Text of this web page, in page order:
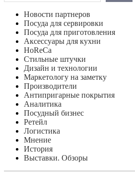
Новости партнеров
Посуда для сервировки
Посуда для приготовления
Аксессуары для кухни
HoReCa
Стильные штучки
Дизайн и технологии
Маркетологу на заметку
Производители
Антипригарные покрытия
Аналитика
Посудный бизнес
Ретейл
Логистика
Мнение
История
Выставки. Обзоры